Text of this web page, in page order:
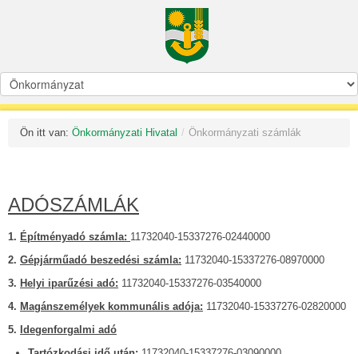
Ön itt van: Önkormányzati Hivatal / Önkormányzati számlák
ADÓSZÁMLÁK
1. Építményadó számla: 11732040-15337276-02440000
2. Gépjárműadó beszedési számla: 11732040-15337276-08970000
3. Helyi iparűzési adó: 11732040-15337276-03540000
4. Magánszemélyek kommunális adója: 11732040-15337276-02820000
5. Idegenforgalmi adó